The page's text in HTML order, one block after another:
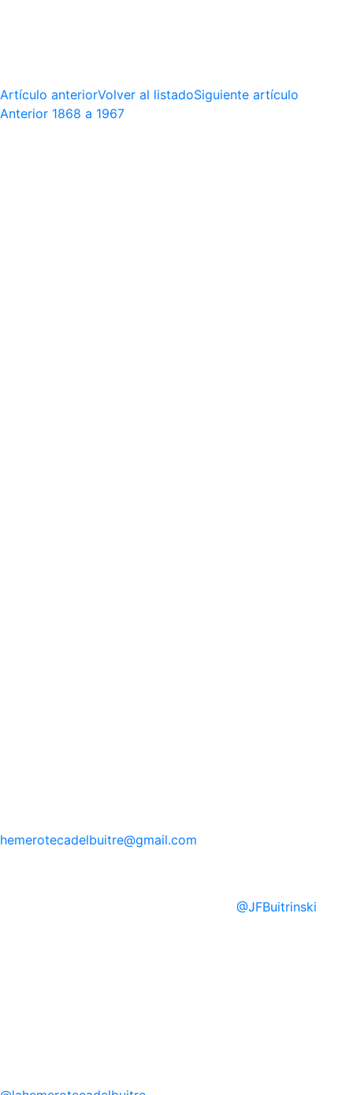
Artículo anteriorVolver al listadoSiguiente artículo
Anterior 1868 a 1967
hemerotecadelbuitre@gmail.com
@JFBuitrinski